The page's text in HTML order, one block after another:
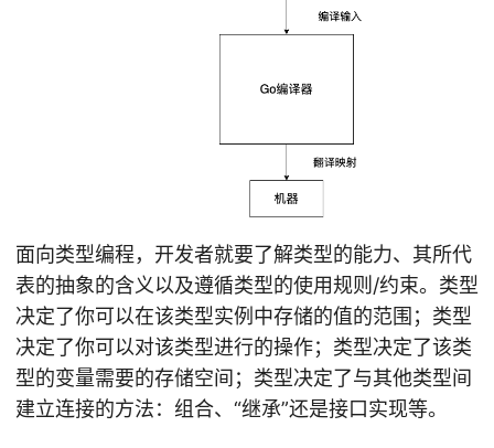
面向类型编程，开发者就要了解类型的能力、其所代
表的抽象的含义以及遵循类型的使用规则/约束。类型
决定了你可以在该类型实例中存储的值的范围；类型
决定了你可以对该类型进行的操作；类型决定了该类
型的变量需要的存储空间；类型决定了与其他类型间
建立连接的方法：组合、“继承”还是接口实现等。